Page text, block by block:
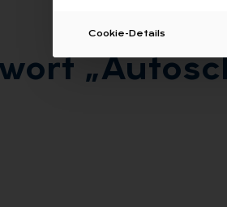
Cookie-Details